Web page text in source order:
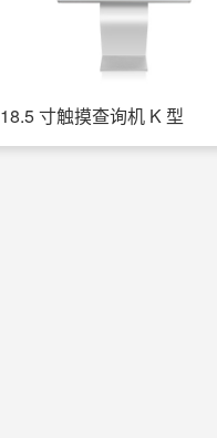
18.5 寸触摸查询机 K 型